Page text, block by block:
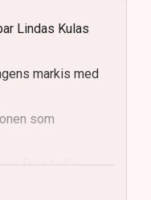
Lindas Kulas
markis med
som
för otydlig